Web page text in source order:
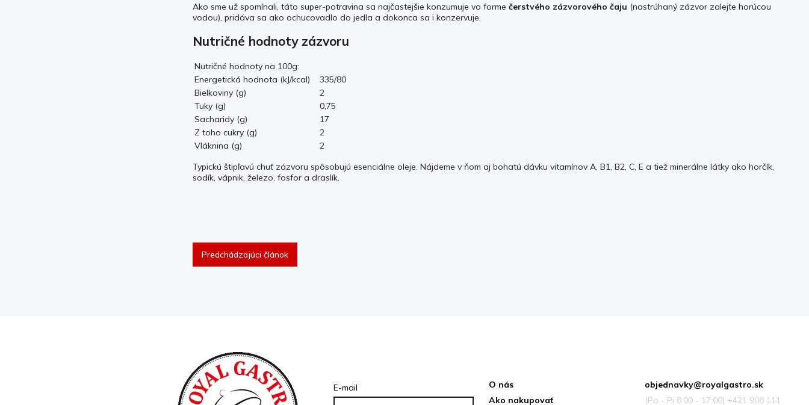
Ako sme už spomínali, táto super-potravina sa najčastejšie konzumuje vo forme čerstvého zázvorového čaju (nastrúhaný zázvor zalejte horúcou
vodou), pridáva sa ako ochucovadlo do jedla a dokonca sa i konzervuje.
Nutričné hodnoty zázvoru
Nutričné hodnoty na 100g:
Energetická hodnota (kJ/kcal)
335/80
Bielkoviny (g)
2
Tuky (g)
0,75
Sacharidy (g)
17
Z toho cukry (g)
2
Vláknina (g)
2
Typickú štipľavú chuť zázvoru spôsobujú esenciálne oleje. Nájdeme v ňom aj bohatú dávku vitamínov A, B1, B2, C, E a tiež minerálne látky ako horčík,
sodík, vápnik, železo, fosfor a draslík.
Predchádzajúci článok
E-mail
O nás
Ako nakupovať
objednavky@royalgastro.sk
(Po - Pi 8:00 - 17:00) +421 908 111